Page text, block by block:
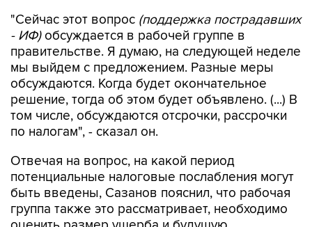
правительстве. Я думаю, на следующей неделе
мы выйдем с предложением. Разные меры
обсуждаются. Когда будет окончательное
решение, тогда об этом будет объявлено. (...) В
том числе, обсуждаются отсрочки, рассрочки
по налогам", - сказал он.
Отвечая на вопрос, на какой период
быть введены, Сазанов пояснил, что рабочая
группа также это рассматривает, необходимо
оценить размер ущерба и будущую
платежеспособность пострадавших.